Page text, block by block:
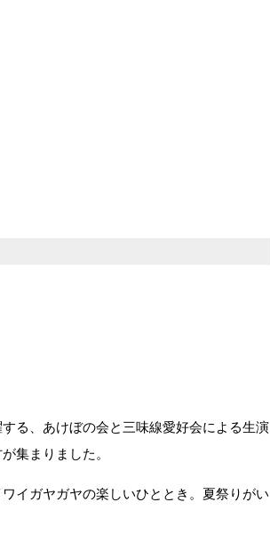
る、あけぼの会と三味線愛好会による生演
集まりました。
イガヤガヤの楽しいひととき。夏祭りがい